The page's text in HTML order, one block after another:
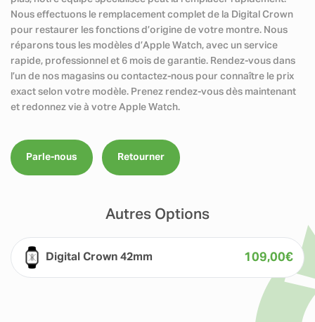
Nous effectuons le remplacement complet de la Digital Crown
pour restaurer les fonctions d’origine de votre montre. Nous
réparons tous les modèles d’Apple Watch, avec un service
rapide, professionnel et 6 mois de garantie. Rendez-vous dans
l’un de nos magasins ou contactez-nous pour connaître le prix
exact selon votre modèle. Prenez rendez-vous dès maintenant
et redonnez vie à votre Apple Watch.
Parle-nous Retourner
Autres Options
Digital Crown 42mm 109,00€